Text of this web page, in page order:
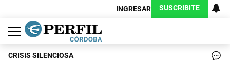
INGRESAR SUSCRIBITE
Política
Economía
Judiciales
Sociedad
Cultura
Espectáculos
Deportes
Protagonistas
CRISIS SILENCIOSA